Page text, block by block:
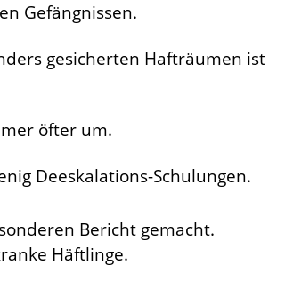
Gefängnissen.
gesicherten Hafträumen ist
öfter um.
Deeskalations-Schulungen.
Bericht gemacht.
Häftlinge.